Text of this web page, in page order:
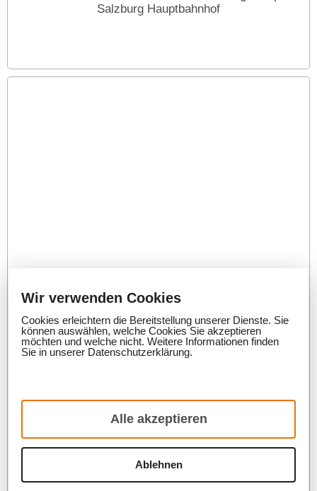
Salzburg Hauptbahnhof
Cookies erleichtern die Bereitstellung unserer
Dienste. Sie können auswählen, welche
Cookies Sie akzeptieren möchten und welche
nicht. Weitere Informationen finden Sie in
unserer Datenschutzerklärung.
Alle akzeptieren
Ablehnen
Wir verwenden Cookies
Cookies erleichtern die Bereitstellung unserer Dienste. Sie
können auswählen, welche Cookies Sie akzeptieren
möchten und welche nicht. Weitere Informationen finden
Sie in unserer Datenschutzerklärung.
Alle akzeptieren
Ablehnen